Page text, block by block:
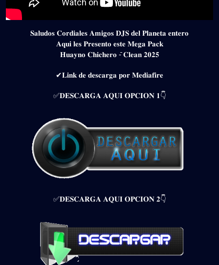
𝐒𝐚𝐥𝐮𝐝𝐨𝐬 𝐂𝐨𝐫𝐝𝐢𝐚𝐥𝐞𝐬 𝐀𝐦𝐢𝐠𝐨𝐬 𝐃𝐉𝐒 𝐝𝐞𝐥 𝐏𝐥𝐚𝐧𝐞𝐭𝐚 𝐞𝐧𝐭𝐞𝐫𝐨
𝐀𝐪𝐮𝐢 𝐥𝐞𝐬 𝐏𝐫𝐞𝐬𝐞𝐧𝐭𝐨 𝐞𝐬𝐭𝐞 𝐌𝐞𝐠𝐚 𝐏𝐚𝐜𝐤
𝐇𝐮𝐚𝐲𝐧𝐨 𝐂𝐡𝐢𝐜𝐡𝐞𝐫𝐨 -̄ 𝐂𝐥𝐞𝐚𝐧 𝟐𝟎𝟐𝟓
✔𝐋𝐢𝐧𝐤 𝐝𝐞 𝐝𝐞𝐬𝐜𝐚𝐫𝐠𝐚 𝐩𝐨𝐫 𝐌𝐞𝐝𝐢𝐚𝐟𝐢𝐫𝐞
✅𝐃𝐄𝐒𝐂𝐀𝐑𝐆𝐀 𝐀𝐐𝐔𝐈 𝐎𝐏𝐂𝐈𝐎𝐍 𝟏👇
✅𝐃𝐄𝐒𝐂𝐀𝐑𝐆𝐀 𝐀𝐐𝐔𝐈 𝐎𝐏𝐂𝐈𝐎𝐍 𝟐👇